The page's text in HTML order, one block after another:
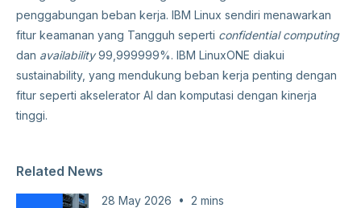
penggabungan beban kerja. IBM Linux sendiri menawarkan
fitur keamanan yang Tangguh seperti confidential computing
dan availability99,999999%. IBM LinuxONE diakui
sustainability, yang mendukung beban kerja penting dengan
fitur seperti akselerator AI dan komputasi dengan kinerja
tinggi.
Related News
28 May 2026 2 mins